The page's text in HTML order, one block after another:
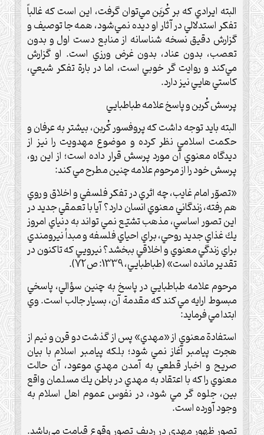
البته ايرادي كه بر كُربَن مي‌توان گرفت، اين است كه غالباً
تفكر استدلالي در آثار او ديده نمي‌شود، همه جا توصيف و
گزارش دقيق نسخه شناسانه از منابع دست اول و بدون
تعصب، بدون عناد، بدون غرض ورزي است. او گزارش
مي‌كند و روايت گر خوبي است، اما در بارة تفكر شيعي،
كاستي هايي نيز دارد.
پرسش کُربن و پاسخ علامه طباطبايي
البته بايد توجه داشت كه پروفسور کُربن، بيشتر به عرفان و
حكمت اسلامي نظر كرده و موضوع مهدويت را نيز از
ديدگاه معنوي آن مورد پرسش قرار داده است؛ از اين رو،
پرسش خود را از مرحوم علامه چنين مطرح مي كند:
«تصوّر امام غايب، چه اثري در تفكر فلسفي و اخلاق و روي
هم رفته، زندگاني معنوي انسان دارد؟ آيا با تعمقي جديد در
اين تصور اساسي، مذهب تشيّع نمي تواند به دنياي امروز
يك غذاي جديد روحي، براي احياي فلسفه و مبدأ نيرومندي
براي زندگي معنوي و اخلاقي ببخشد؟ نيرويي كه تاكنون در
تقدير مانده است» (طباطبايي، 1339: ص72).
مرحوم علامه طباطبايي در پاسخ به چنين سؤالي، پاسخي
مبسوط ارايه مي كند كه مقدمة آن، بسيار جالب است. وي
ابتدا مي فرمايد:
استفادة معنوي از «مهدي» پس از گذشت دو قرن و نيم از
هجرت پيامبر آغاز نمي شود؛ بلكه پيامبر اسلام با بيان
صريح و اخبار قطعي به آمدن مهدي موعود، آن حالت
معنوي را كه با اعتقاد به مهدي در باطن يك مسلمان واقع
بين، جلوه گر مي شود، در نفوس عموم اهل اسلام به
وجود آورده است.